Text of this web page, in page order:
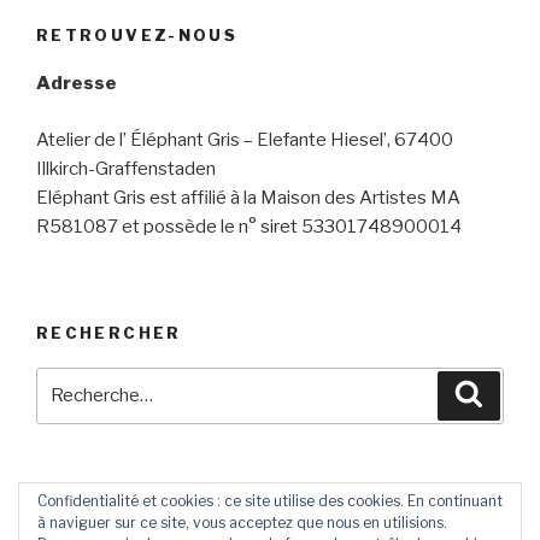
RETROUVEZ-NOUS
Adresse
Atelier de l’ Éléphant Gris – Elefante Hiesel’, 67400
Illkirch-Graffenstaden
Eléphant Gris est affilié à la Maison des Artistes MA
R581087 et possède le n° siret 53301748900014
RECHERCHER
ContactLivre
Confidentialité et cookies : ce site utilise des cookies. En continuant
à naviguer sur ce site, vous acceptez que nous en utilisions.